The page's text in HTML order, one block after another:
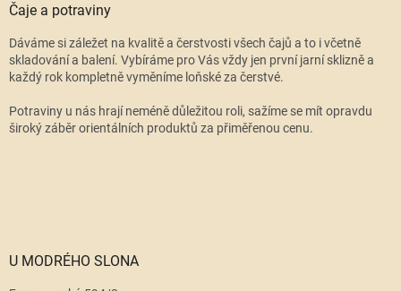
Čaje a potraviny
Dáváme si záležet na kvalitě a čerstvosti všech čajů a to i včetně
skladování a balení. Vybíráme pro Vás vždy jen první jarní sklizně a
každý rok kompletně vyměníme loňské za čerstvé.
Potraviny u nás hrají neméně důležitou roli, sažíme se mít opravdu
široký záběr orientálních produktů za přiměřenou cenu.
U MODRÉHO SLONA